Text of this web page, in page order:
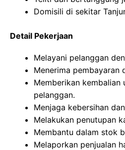
Domisili di sekitar
Detail Pekerjaan
Melayani pelanggan
Menerima pembayaran
Memberikan kembalian
pelanggan.
Menjaga kebersihan
Melakukan penutupan
Membantu dalam stok
Melaporkan penjualan